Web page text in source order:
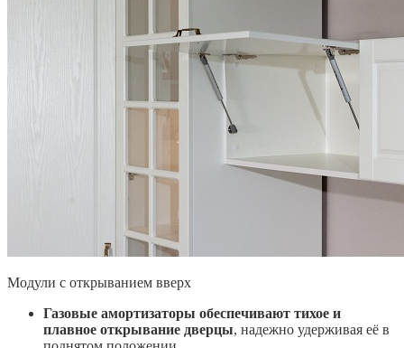
Модули с открыванием вверх
Газовые амортизаторы обеспечивают тихое и
плавное открывание дверцы, надежно удерживая её в